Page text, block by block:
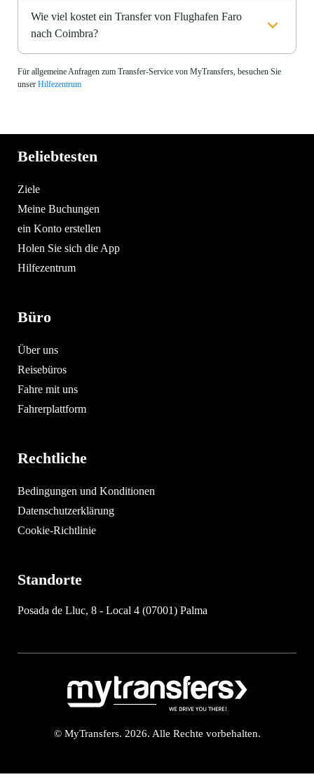
Wie viel kostet ein Transfer von Flughafen Faro
nach Coimbra?
Für allgemeine Anfragen zum Transfer-Service von MyTransfers, besuchen Sie
unser Hilfezentrum
Beliebtesten
Ziele
Meine Buchungen
ein Konto erstellen
Holen Sie sich die App
Hilfezentrum
Büro
Über uns
Reisebüros
Fahre mit uns
Fahrerplattform
Rechtliche
Bedingungen und Konditionen
Datenschutzerklärung
Cookie-Richtlinie
Standorte
Posada de Lluc, 8 - Local 4 (07001) Palma
© MyTransfers. 2026. Alle Rechte vorbehalten.